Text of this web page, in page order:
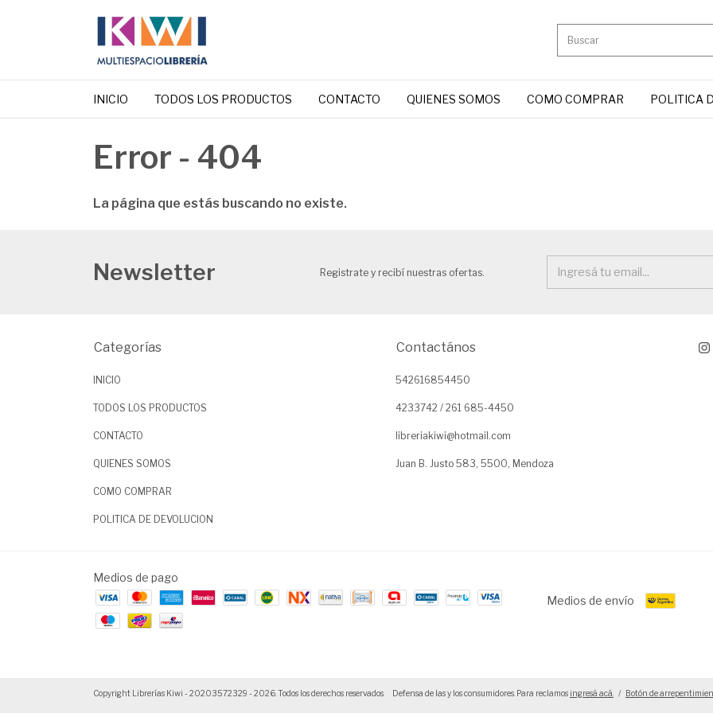
INICIO TODOS LOS PRODUCTOS CONTACTO QUIENES SOMOS COMO COMPRAR POLITICA
Error - 404
La página que estás buscando no existe.
Newsletter Registrate y recibí nuestras ofertas.
Categorías
INICIO
TODOS LOS PRODUCTOS
CONTACTO
QUIENES SOMOS
COMO COMPRAR
POLITICA DE DEVOLUCION
Contactános
542616854450
4233742 / 261 685-4450
libreriakiwi@hotmail.com
Juan B. Justo 583, 5500, Mendoza
Medios de pago
Medios de envío
Copyright Librerías Kiwi - 20203572329 - 2026. Todos los derechos reservados. Defensa de las y los consumidores. Para reclamos ingresá acá. / Botón de